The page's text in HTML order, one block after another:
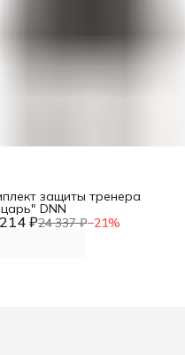
₽24 337 ₽−21%
защиты тренера
DNN